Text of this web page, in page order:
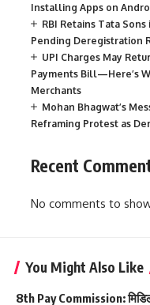
Installing Apps on
RBI Retains Tata
Pending Deregistration
UPI Charges May
Payments Bill—Here’s
Merchants
Mohan Bhagwat’s
Reframing Protest as
Recent
No comments to
You Might Also Like
8th Pay Commission: